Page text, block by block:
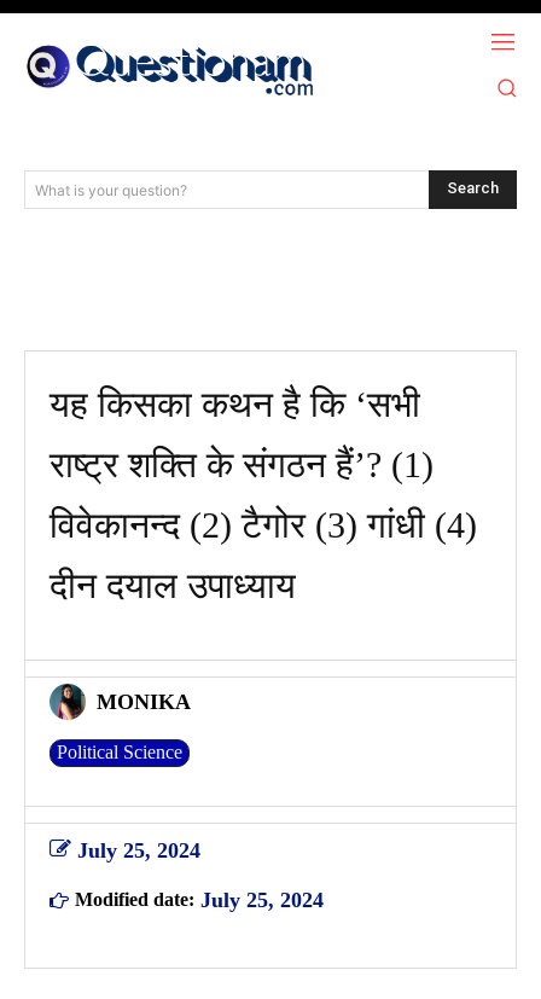
What is your question? Search
यह किसका कथन है कि ‘सभी
राष्ट्र शक्ति के संगठन हैं’? (1)
विवेकानन्द (2) टैगोर (3) गांधी (4)
दीन दयाल उपाध्याय
MONIKA
Political Science
July 25, 2024
Modified date: July 25, 2024